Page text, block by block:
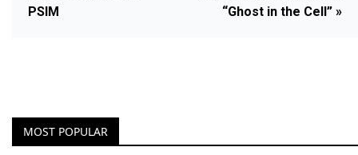
PSIM
“Ghost in the Cell” »
MOST POPULAR